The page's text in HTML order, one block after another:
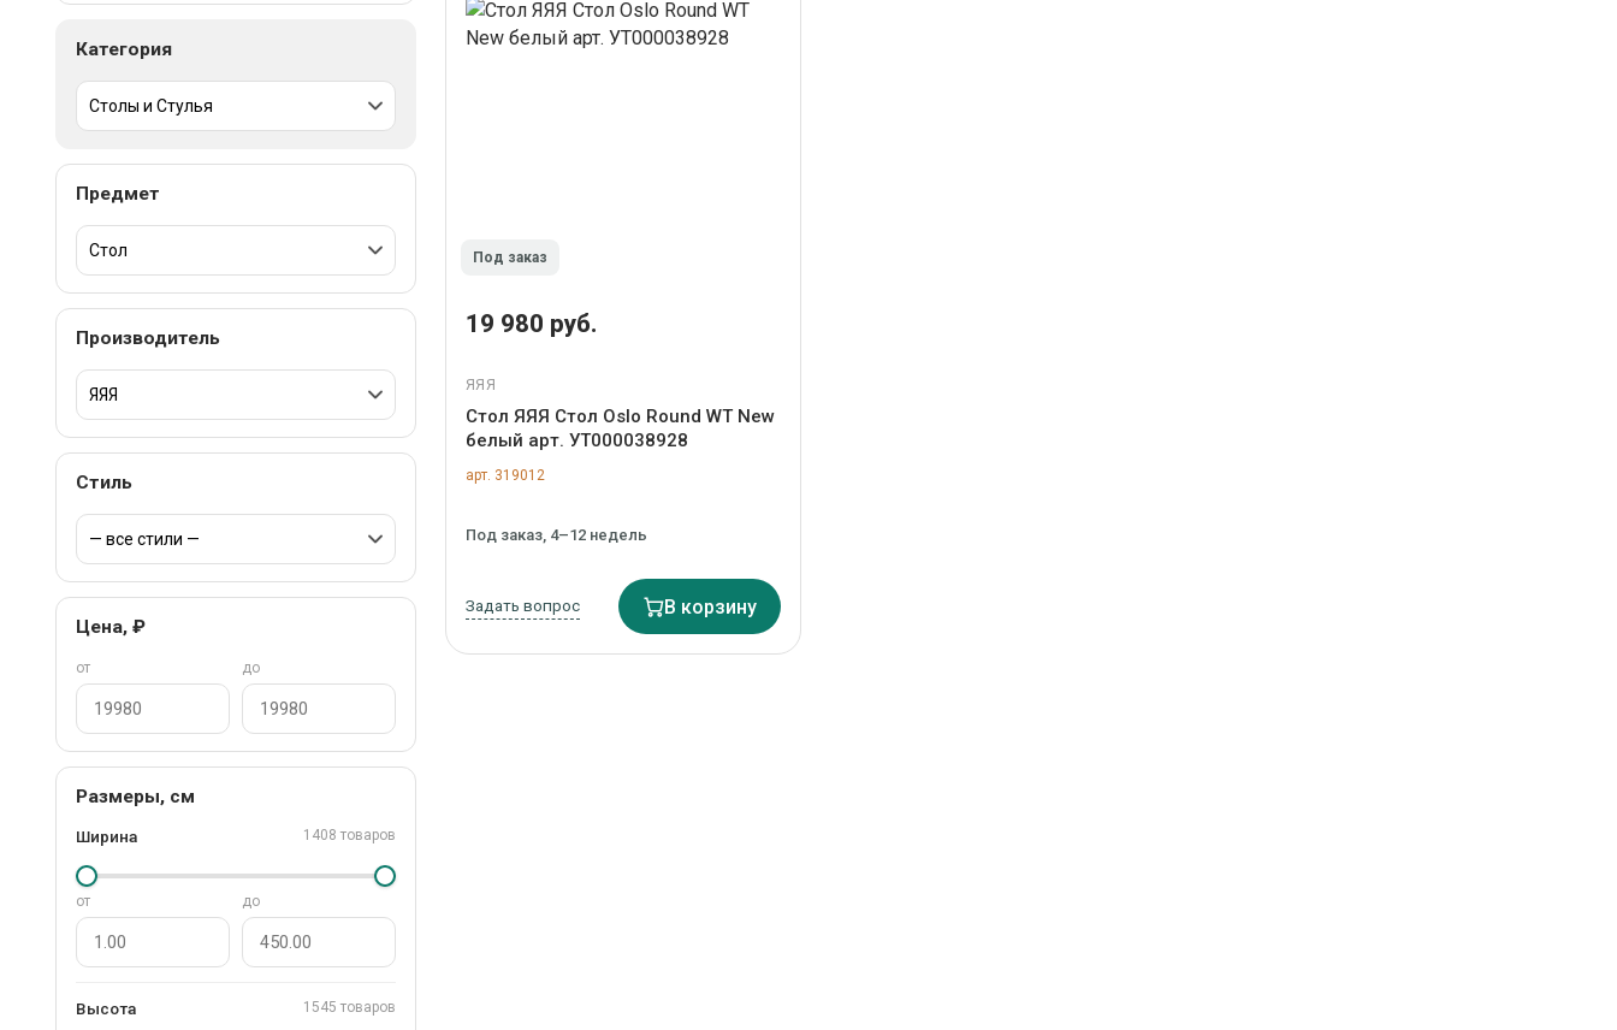
Категория
Предмет
Производитель
Стиль
Цена, ₽
от до
Размеры, см
Ширина 1408 товаров
от до
Высота 1545 товаров
Под заказ
19 980 руб.
ЯЯЯ
Стол ЯЯЯ Стол Oslo Round WT New
белый арт. УТ000038928
арт. 319012
Под заказ, 4–12 недель
Задать вопрос В корзину